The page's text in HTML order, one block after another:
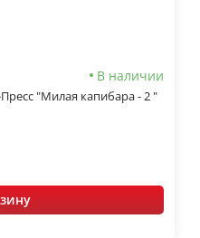
В наличии
"Милая капибара - 2 "